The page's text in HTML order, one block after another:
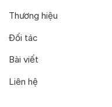
Thương hiệu
Đối tác
Bài viết
Liên hệ